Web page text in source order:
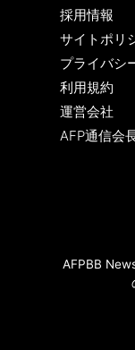
採用情報
サイトポリ
プライバシ
利用規約
運営会社
AFP通信会
AFPBB